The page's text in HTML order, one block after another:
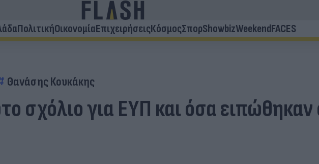
ΠολιτικήΟικονομίαΕπιχειρήσειςΚόσμοςΣπορShowbizWeekendFACES
Θανάσης Κουκάκης
σχόλιο για ΕΥΠ και όσα